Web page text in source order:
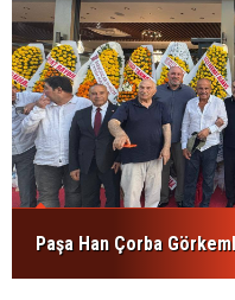
Paşa Han Çorba